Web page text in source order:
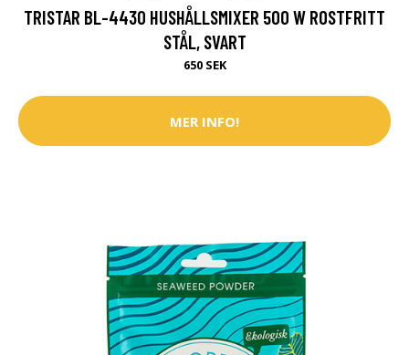
TRISTAR BL-4430 HUSHÅLLSMIXER 500 W ROSTFRITT
STÅL, SVART
650 SEK
MER INFO!